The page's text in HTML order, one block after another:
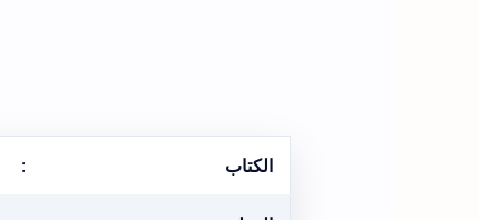
الكتاب :